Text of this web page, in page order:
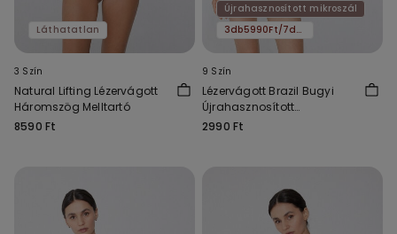
Láthatatlan
3 Szín
Natural Lifting Lézervágott
Háromszög Melltartó
8590 Ft
Újrahasznosított mikroszál
3db5990Ft/7db11590Ft
9 Szín
Lézervágott Brazil Bugyi
Újrahasznosított
Mikroszálas Anyagból
2990 Ft